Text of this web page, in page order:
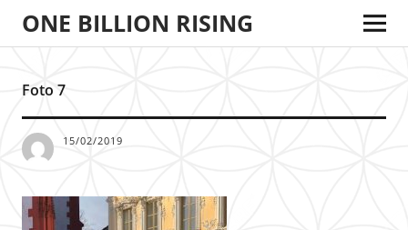
ONE BILLION RISING
Foto 7
15/02/2019